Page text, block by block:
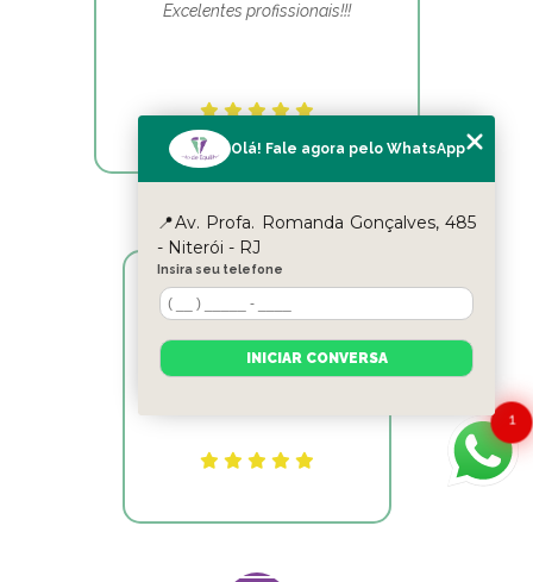
Excelentes profissionais!!!
Reyslane Fernandes
Excelente equipe!!
1
Olá! Fale agora pelo WhatsApp
📍Av. Profa. Romanda Gonçalves, 485
- Niterói - RJ
Insira seu telefone
INICIAR CONVERSA